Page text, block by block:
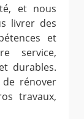
et nous
livrer des
et
service,
durables.
rénover
travaux,